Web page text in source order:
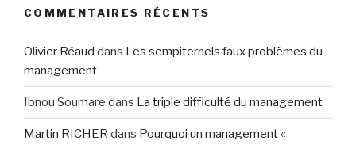
COMMENTAIRES RÉCENTS
Olivier Réaud dans Les sempiternels faux problèmes du
management
Ibnou Soumare dans La triple difficulté du management
Martin RICHER dans Pourquoi un management «